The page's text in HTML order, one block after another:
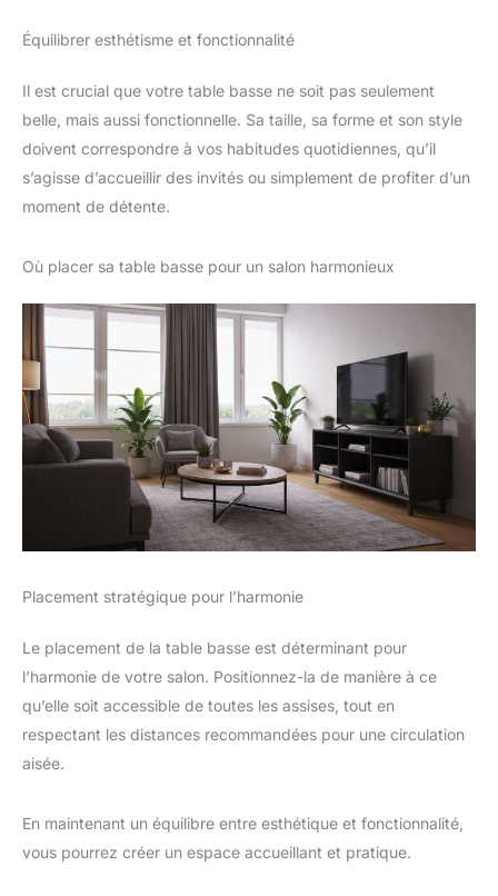
Équilibrer esthétisme et fonctionnalité
Il est crucial que votre table basse ne soit pas seulement
belle, mais aussi fonctionnelle. Sa taille, sa forme et son style
doivent correspondre à vos habitudes quotidiennes, qu’il
s’agisse d’accueillir des invités ou simplement de profiter d’un
moment de détente.
Où placer sa table basse pour un salon harmonieux
Placement stratégique pour l’harmonie
Le placement de la table basse est déterminant pour
l’harmonie de votre salon. Positionnez-la de manière à ce
qu’elle soit accessible de toutes les assises, tout en
respectant les distances recommandées pour une circulation
aisée.
En maintenant un équilibre entre esthétique et fonctionnalité,
vous pourrez créer un espace accueillant et pratique.